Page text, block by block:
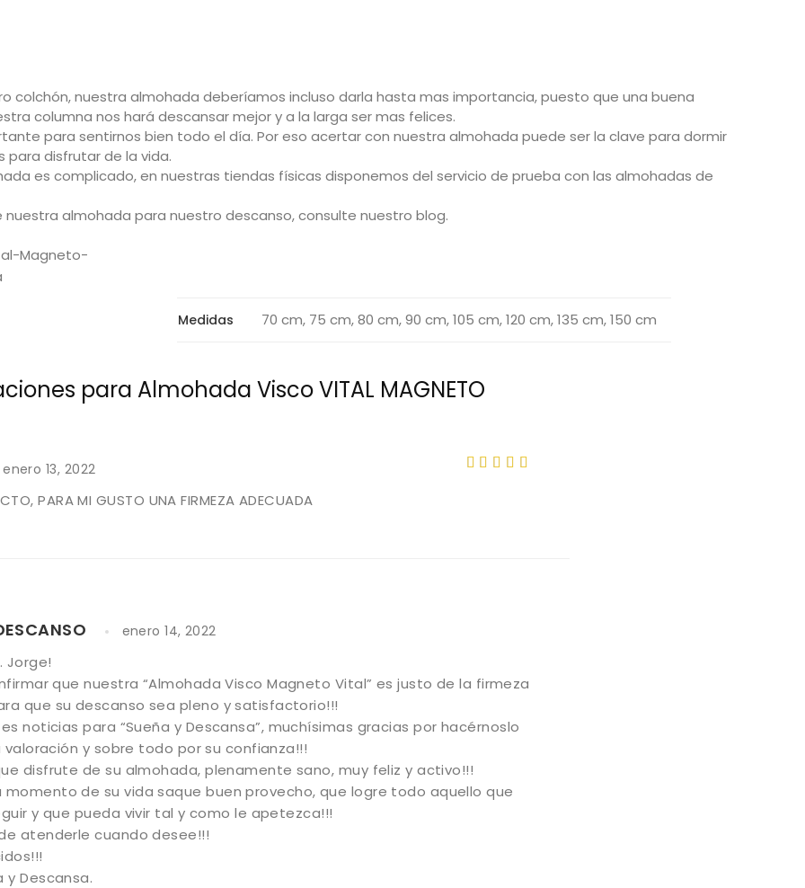
colchón, nuestra almohada deberíamos incluso darla hasta mas importancia, puesto que una buena
columna nos hará descansar mejor y a la larga ser mas felices.
para sentirnos bien todo el día. Por eso acertar con nuestra almohada puede ser la clave para dormir
para disfrutar de la vida.
es complicado, en nuestras tiendas físicas disponemos del servicio de prueba con las almohadas de
almohada para nuestro descanso, consulte nuestro blog.
Medidas 70 cm, 75 cm, 80 cm, 90 cm, 105 cm, 120 cm, 135 cm, 150 cm
para Almohada Visco VITAL MAGNETO
enero 13, 2022
PARA MI GUSTO UNA FIRMEZA ADECUADA
enero 14, 2022
Jorge!
que nuestra “Almohada Visco Magneto Vital” es justo de la firmeza
que su descanso sea pleno y satisfactorio!!!
noticias para “Sueña y Descansa”, muchísimas gracias por hacérnoslo
valoración y sobre todo por su confianza!!!
disfrute de su almohada, plenamente sano, muy feliz y activo!!!
momento de su vida saque buen provecho, que logre todo aquello que
y que pueda vivir tal y como le apetezca!!!
atenderle cuando desee!!!
y Descansa.